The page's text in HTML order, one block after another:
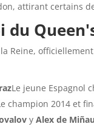
attirant certains
du
Reine,
Le jeune Espagnol
champion 2014 et
yAlex de